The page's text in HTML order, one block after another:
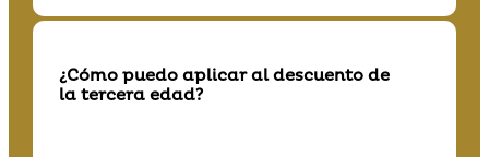
¿Cómo puedo aplicar al descuento de
la tercera edad?